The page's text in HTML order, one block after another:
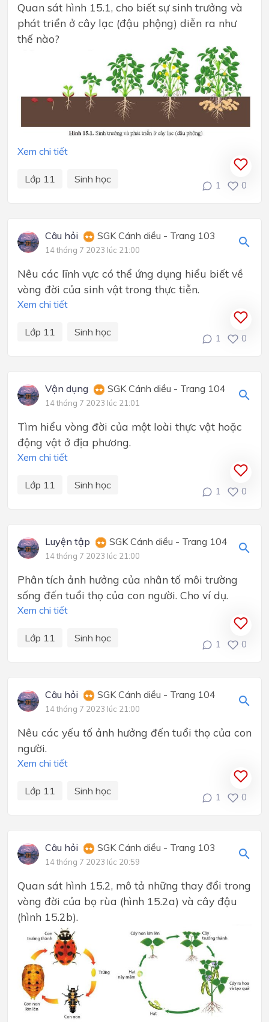
Quan sát hình 15.1, cho biết sự sinh trưởng và
phát triển ở cây lạc (đậu phộng) diễn ra như
thế nào?
Xem chi tiết
Lớp 11 Sinh học
1 0
Câu hỏi SGK Cánh diều - Trang 103
14 tháng 7 2023 lúc 21:00
Nêu các lĩnh vực có thể ứng dụng hiểu biết về
vòng đời của sinh vật trong thực tiễn.
Xem chi tiết
Lớp 11 Sinh học
1 0
Vận dụng SGK Cánh diều - Trang 104
14 tháng 7 2023 lúc 21:01
Tìm hiểu vòng đời của một loài thực vật hoặc
động vật ở địa phương.
Xem chi tiết
Lớp 11 Sinh học
1 0
Luyện tập SGK Cánh diều - Trang 104
14 tháng 7 2023 lúc 21:00
Phân tích ảnh hưởng của nhân tố môi trường
sống đến tuổi thọ của con người. Cho ví dụ.
Xem chi tiết
Lớp 11 Sinh học
1 0
Câu hỏi SGK Cánh diều - Trang 104
14 tháng 7 2023 lúc 21:00
Nêu các yếu tố ảnh hưởng đến tuổi thọ của con
người.
Xem chi tiết
Lớp 11 Sinh học
1 0
Câu hỏi SGK Cánh diều - Trang 103
14 tháng 7 2023 lúc 20:59
Quan sát hình 15.2, mô tả những thay đổi trong
vòng đời của bọ rùa (hình 15.2a) và cây đậu
(hình 15.2b).